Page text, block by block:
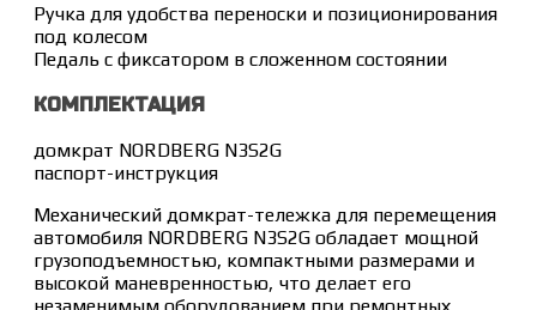
Ручка для удобства переноски и позиционирования
под колесом
Педаль с фиксатором в сложенном состоянии
КОМПЛЕКТАЦИЯ
домкрат NORDBERG N3S2G
паспорт-инструкция
Механический домкрат-тележка для перемещения
автомобиля NORDBERG N3S2G обладает мощной
грузоподъемностью, компактными размерами и
высокой маневренностью, что делает его